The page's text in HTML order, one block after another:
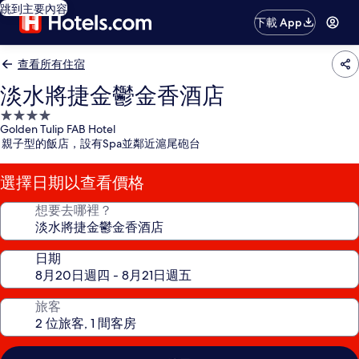
跳到主要內容
下載 App
查看所有住宿
淡水將捷金鬱金香酒店
4.0
星
級
住
宿
Golden Tulip FAB Hotel
親子型的飯店，設有Spa並鄰近滬尾砲台
選擇日期以查看價格
想要去哪裡？
日期
旅客